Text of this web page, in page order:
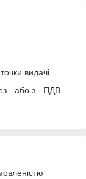
видачі
- або з - ПДВ